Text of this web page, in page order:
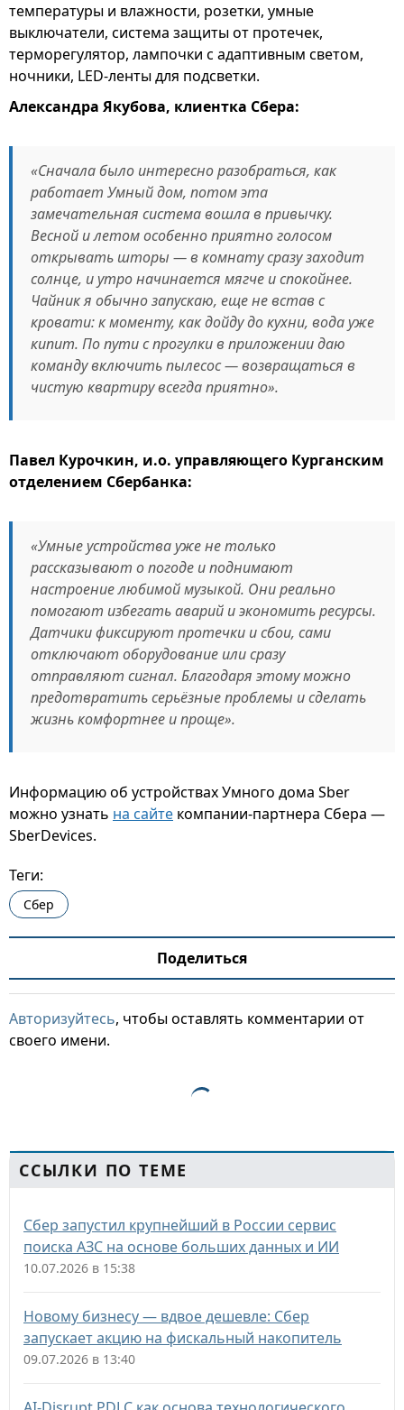
температуры и влажности, розетки, умные
выключатели, система защиты от протечек,
терморегулятор, лампочки с адаптивным светом,
ночники, LED-ленты для подсветки.
Александра Якубова, клиентка Сбера:
«Сначала было интересно разобраться, как
работает Умный дом, потом эта
замечательная система вошла в привычку.
Весной и летом особенно приятно голосом
открывать шторы — в комнату сразу заходит
солнце, и утро начинается мягче и спокойнее.
Чайник я обычно запускаю, еще не встав с
кровати: к моменту, как дойду до кухни, вода уже
кипит. По пути с прогулки в приложении даю
команду включить пылесос — возвращаться в
чистую квартиру всегда приятно».
Павел Курочкин, и.о. управляющего Курганским
отделением Сбербанка:
«Умные устройства уже не только
рассказывают о погоде и поднимают
настроение любимой музыкой. Они реально
помогают избегать аварий и экономить ресурсы.
Датчики фиксируют протечки и сбои, сами
отключают оборудование или сразу
отправляют сигнал. Благодаря этому можно
предотвратить серьёзные проблемы и сделать
жизнь комфортнее и проще».
Информацию об устройствах Умного дома Sber
можно узнать на сайте компании-партнера Сбера —
SberDevices.
Теги:
Сбер
Поделиться
Авторизуйтесь, чтобы оставлять комментарии от
своего имени.
ССЫЛКИ ПО ТЕМЕ
Сбер запустил крупнейший в России сервис
поиска АЗС на основе больших данных и ИИ
10.07.2026 в 15:38
Новому бизнесу — вдвое дешевле: Сбер
запускает акцию на фискальный накопитель
09.07.2026 в 13:40